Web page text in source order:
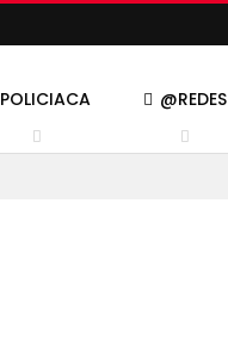
POLICIACA @REDES